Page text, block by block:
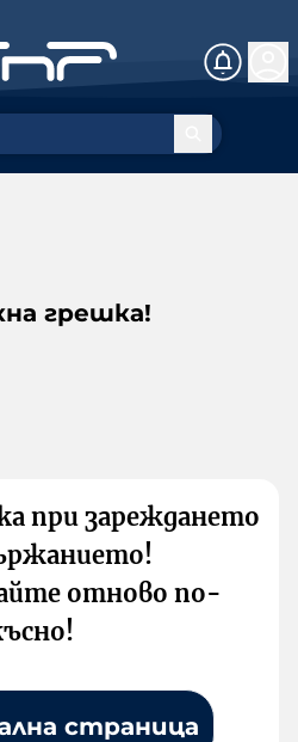
грешка!
при зареждането
отново по-
страница